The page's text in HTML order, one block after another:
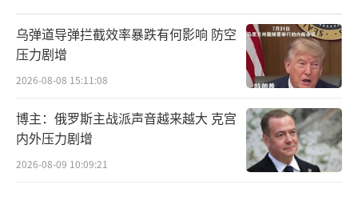
乌弹道导弹拦截效率暴跌有何影响 防空
压力剧增
2026-08-08 15:11:08
博主：俄罗斯主战派声音越来越大 克宫
内外压力剧增
2026-08-09 10:09:21